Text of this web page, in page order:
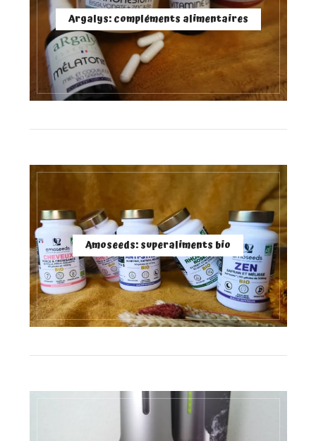
Argalys: compléments alimentaires
Amoseeds: superaliments bio